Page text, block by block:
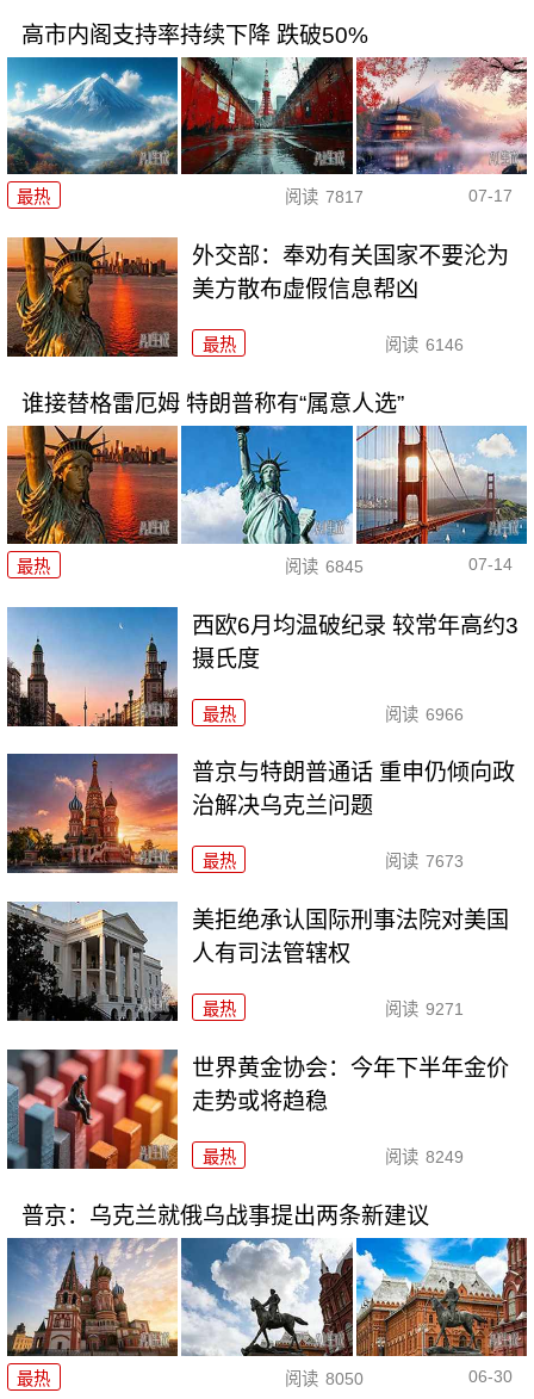
高市内阁支持率持续下降 跌破50%
最热 阅读 7817 07-17
外交部：奉劝有关国家不要沦为
美方散布虚假信息帮凶
最热 阅读 6146
谁接替格雷厄姆 特朗普称有“属意人选”
最热 阅读 6845 07-14
西欧6月均温破纪录 较常年高约3
摄氏度
最热 阅读 6966
普京与特朗普通话 重申仍倾向政
治解决乌克兰问题
最热 阅读 7673
美拒绝承认国际刑事法院对美国
人有司法管辖权
最热 阅读 9271
世界黄金协会：今年下半年金价
走势或将趋稳
最热 阅读 8249
普京：乌克兰就俄乌战事提出两条新建议
最热 阅读 8050 06-30